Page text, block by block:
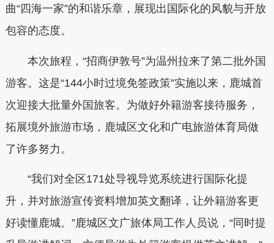
曲“四海一家”的和谐乐章，展现出国际化的风貌与开放
包容的态度。
本次旅程，“招商伊敦号”为温州拉来了第二批外国
游客。这是“144小时过境免签政策”实施以来，鹿城首
次迎接大批量外国旅客。为做好外籍游客接待服务，
拓展境外旅游市场，鹿城区文化和广电旅游体育局做
了许多努力。
“我们对全区171处导视导览系统进行国际化提
升，并对旅游宣传资料增加英文翻译，让外籍游客更
好读懂鹿城。”鹿城区文广旅体局工作人员说，“同时提